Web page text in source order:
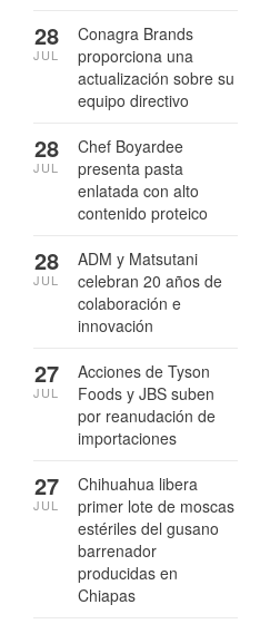
Conagra Brands
proporciona una
actualización sobre su
equipo directivo
28
JUL
Chef Boyardee
presenta pasta
enlatada con alto
contenido proteico
28
JUL
ADM y Matsutani
celebran 20 años de
colaboración e
innovación
28
JUL
Acciones de Tyson
Foods y JBS suben
por reanudación de
importaciones
27
JUL
Chihuahua libera
primer lote de moscas
estériles del gusano
barrenador
producidas en
Chiapas
27
JUL